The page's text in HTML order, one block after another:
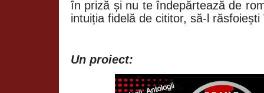
în priză și nu te îndepărtează de
intuiția fidelă de cititor, să-l
Un proiect: